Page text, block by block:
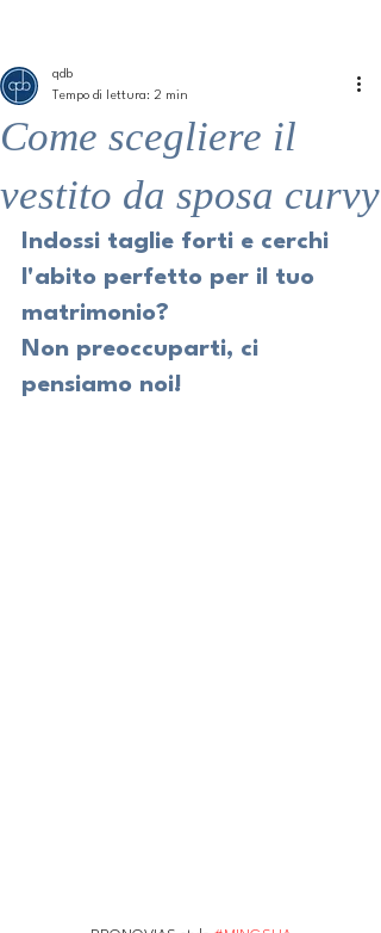
Come scegliere il
vestito da sposa curvy
qdb
Tempo di lettura: 2 min
Indossi taglie forti e cerchi
l'abito perfetto per il tuo
matrimonio?
Non preoccuparti, ci
pensiamo noi!